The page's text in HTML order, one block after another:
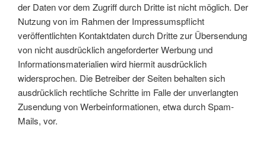
der Daten vor dem Zugriff durch Dritte ist nicht möglich. Der
Nutzung von im Rahmen der Impressumspflicht
veröffentlichten Kontaktdaten durch Dritte zur Übersendung
von nicht ausdrücklich angeforderter Werbung und
Informationsmaterialien wird hiermit ausdrücklich
widersprochen. Die Betreiber der Seiten behalten sich
ausdrücklich rechtliche Schritte im Falle der unverlangten
Zusendung von Werbeinformationen, etwa durch Spam-
Mails, vor.